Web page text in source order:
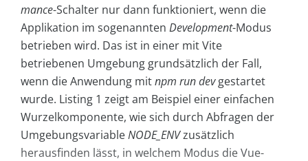
mance-Schalter nur dann funktioniert, wenn die
Applikation im sogenannten Development-Modus
betrieben wird. Das ist in einer mit Vite
betriebenen Umgebung grundsätzlich der Fall,
wenn die Anwendung mitnpm rundevgestartet
wurde. Listing 1 zeigt am Beispiel einer einfachen
Wurzelkomponente, wie sich durch Abfragen der
UmgebungsvariableNODE_ENVzusätzlich
herausfinden lässt, in welchem Modus die Vue-